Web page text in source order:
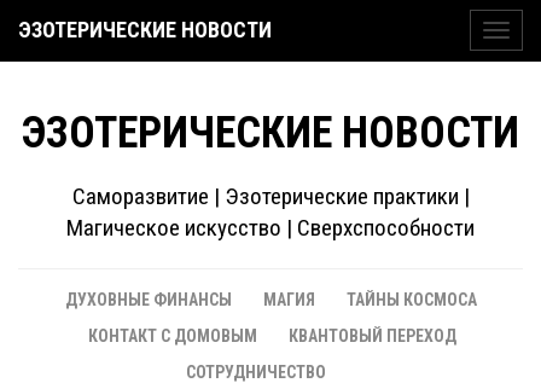
ЭЗОТЕРИЧЕСКИЕ НОВОСТИ
ЭЗОТЕРИЧЕСКИЕ НОВОСТИ
Саморазвитие | Эзотерические практики |
Магическое искусство | Сверхспособности
ДУХОВНЫЕ ФИНАНСЫ МАГИЯ
ТАЙНЫ КОСМОСА
КОНТАКТ С ДОМОВЫМ
КВАНТОВЫЙ ПЕРЕХОД
СОТРУДНИЧЕСТВО